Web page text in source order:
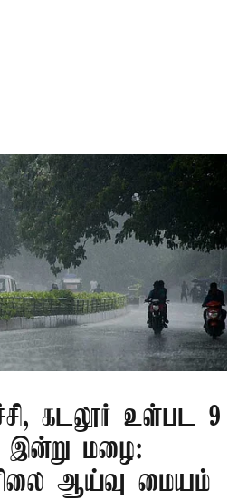
கடலூர் உள்பட 9
இன்று மழை:
ஆய்வு மையம்